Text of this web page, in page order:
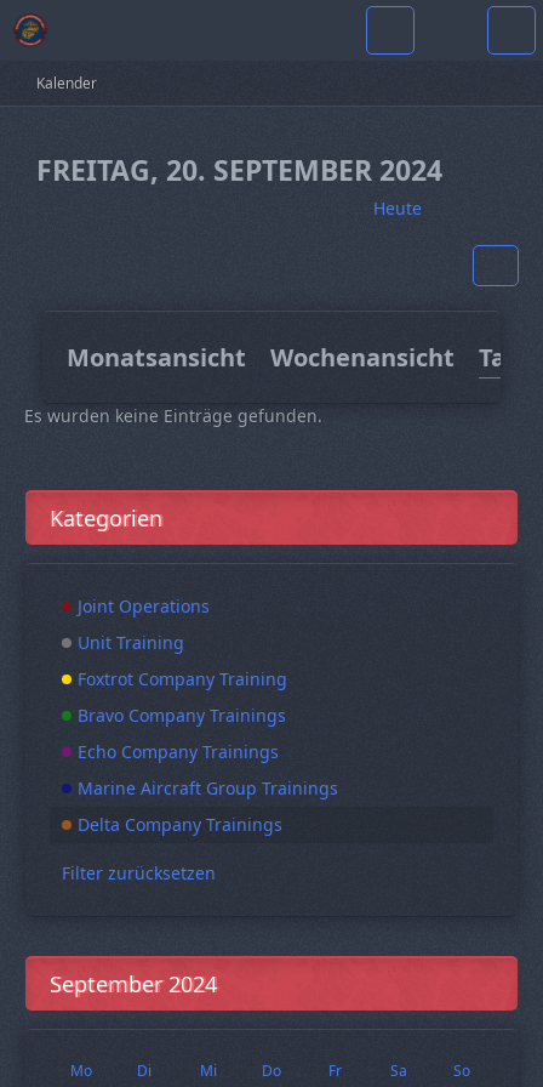
Kalender
FREITAG, 20. SEPTEMBER 2024
Heute
Monatsansicht Wochenansicht
Es wurden keine Einträge gefunden.
Kategorien
Joint Operations
Unit Training
Foxtrot Company Training
Bravo Company Trainings
Echo Company Trainings
Marine Aircraft Group Trainings
Delta Company Trainings
Filter zurücksetzen
September 2024
Mo Di Mi Do Fr Sa So